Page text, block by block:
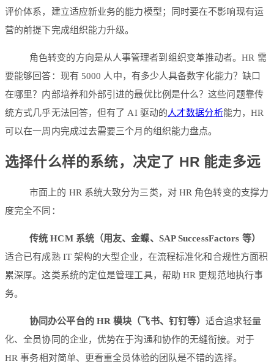
评价体系，建立适应新业务的能力模型；同时要在不影响现有运
营的前提下完成组织能力升级。
角色转变的方向是从人事管理者到组织变革推动者。HR 需
要能够回答：现有 5000 人中，有多少人具备数字化能力？缺口
在哪里？内部培养和外部引进的最优比例是什么？这些问题靠传
统方式几乎无法回答，但有了 AI 驱动的人才数据分析能力，HR
可以在一周内完成过去需要三个月的组织能力盘点。
选择什么样的系统，决定了 HR 能走多远
市面上的 HR 系统大致分为三类，对 HR 角色转变的支撑力
度完全不同：
传统 HCM 系统（用友、金蝶、SAP SuccessFactors 等）
适合已有成熟 IT 架构的大型企业，在流程标准化和合规性方面积
累深厚。这类系统的定位是管理工具，帮助 HR 更规范地执行事
务。
协同办公平台的 HR 模块（飞书、钉钉等）适合追求轻量
化、全员协同的企业，优势在于沟通和协作的无缝衔接。对于
HR 事务相对简单、更看重全员体验的团队是不错的选择。